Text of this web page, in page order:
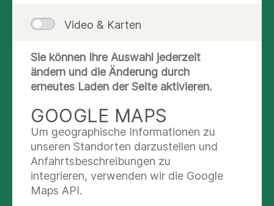
Minuten, um unseren Bewerbungsbogen
Bereichen:
Kontakt und persönliche Informationen
Schulbildung
Berufsausbildung
Studium
Praxiserfahrung
Auslandserfahrung
Video & Karten
Sie können Ihre Auswahl jederzeit
ändern und die Änderung durch
erneutes Laden der Seite aktivieren.
GOOGLE MAPS
Um geographische Informationen zu
unseren Standorten darzustellen und
Anfahrtsbeschreibungen zu
integrieren, verwenden wir die Google
Maps API.